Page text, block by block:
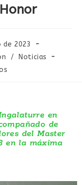
de 2023
/
Noticias
en
de
del Master
en la máxima